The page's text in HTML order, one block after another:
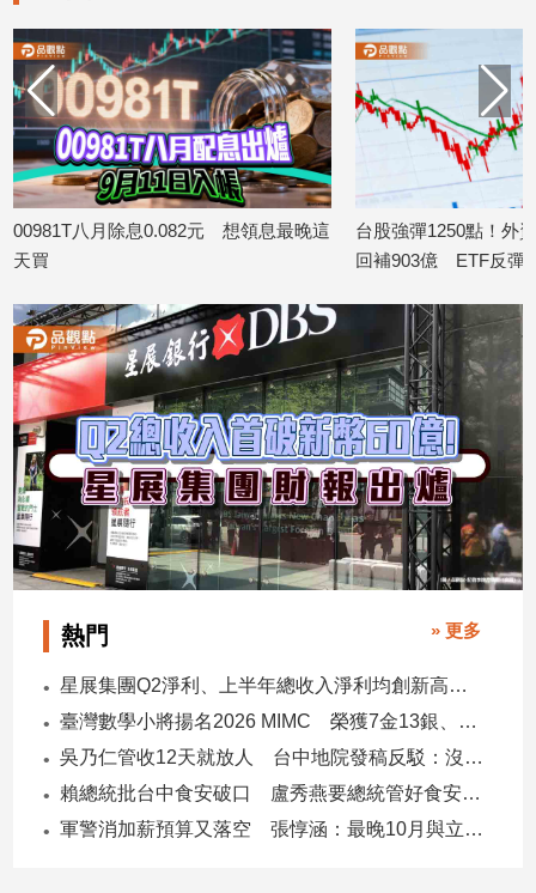
00981T八月除息0.082元 想領息最晚這
天買
台股強彈1250點！外
回補903億 ETF反彈
熱門 » 更多
星展集團Q2淨利、上半年總收入淨利均創新高 股東權益報酬率17.5%
臺灣數學小將揚名2026 MIMC​ 榮獲7金13銀、13銅1佳作
吳乃仁管收12天就放人 台中地院發稿反駁：沒有司法雙標
賴總統批台中食安破口 盧秀燕要總統管好食安 蔣萬安搬2014「食安即國安」打臉
軍警消加薪預算又落空 張惇涵：最晚10月與立法院溝通